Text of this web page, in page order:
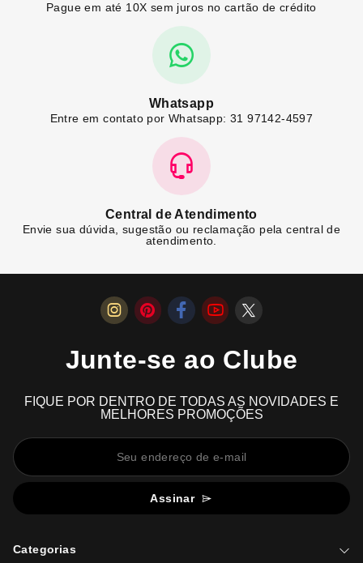
Pague em até 10X sem juros no cartão de crédito
Whatsapp
Entre em contato por Whatsapp: 31 97142-4597
Central de Atendimento
Envie sua dúvida, sugestão ou reclamação pela central de
atendimento.
Junte-se ao Clube
FIQUE POR DENTRO DE TODAS AS NOVIDADES E
MELHORES PROMOÇÕES
Assinar
Categorias